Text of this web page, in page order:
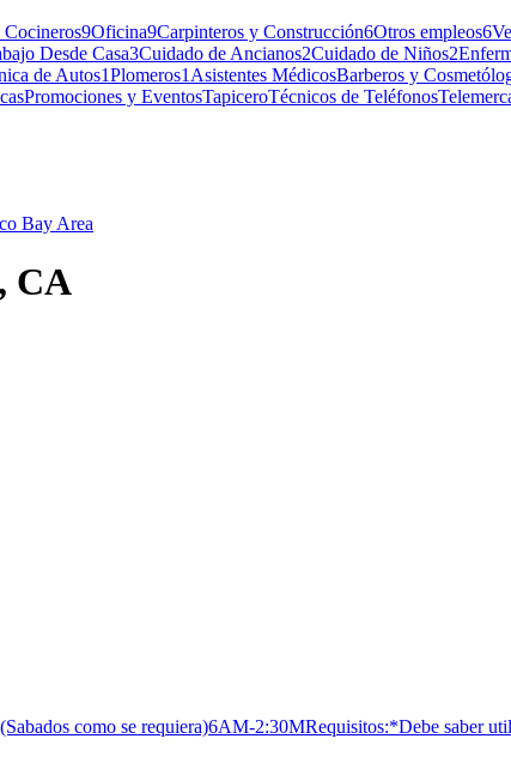
Cocineros9Oficina9Carpinteros y Construcción6Otros empleos6
Desde Casa3Cuidado de Ancianos2Cuidado de Niños2
de Autos1Plomeros1Asistentes MédicosBarberos y
Promociones y EventosTapiceroTécnicos de Teléfonos
Bay Area
CA
como se requiera)6AM-2:30MRequisitos:*Debe saber